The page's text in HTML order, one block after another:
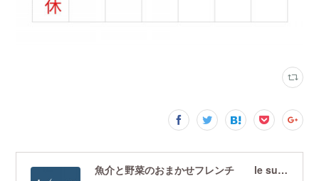
魚介と野菜のおまかせフレンチ le sud ル・シュッド